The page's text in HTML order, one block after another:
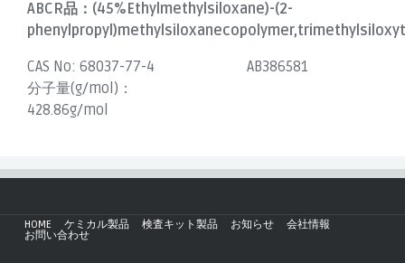
ABCR品： (45%Ethylmethylsiloxane)-(2-
CAS No:68037-77-4
分子量(g/mol)：
428.86g/mol
AB386581
HOME ケミカル製品 検査キット製品 お知らせ
会社情報
お問い合わせ